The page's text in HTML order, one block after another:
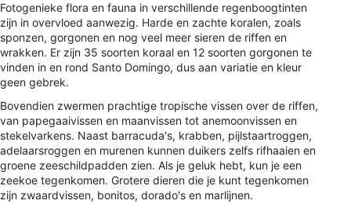
Fotogenieke flora en fauna in verschillende regenboogtinten
zijn in overvloed aanwezig. Harde en zachte koralen, zoals
sponzen, gorgonen en nog veel meer sieren de riffen en
wrakken. Er zijn 35 soorten koraal en 12 soorten gorgonen te
vinden in en rond Santo Domingo, dus aan variatie en kleur
geen gebrek.
Bovendien zwermen prachtige tropische vissen over de riffen,
van papegaaivissen en maanvissen tot anemoonvissen en
stekelvarkens. Naast barracuda's, krabben, pijlstaartroggen,
adelaarsroggen en murenen kunnen duikers zelfs rifhaaien en
groene zeeschildpadden zien. Als je geluk hebt, kun je een
zeekoe tegenkomen. Grotere dieren die je kunt tegenkomen
zijn zwaardvissen, bonitos, dorado's en marlijnen.
Profielen gebruiken ter selectie van
gepersonaliseerde content
De prestaties van advertenties meten
Contentprestaties meten
Publieksgroepen begrijpen aan de hand van
statistieken of combinaties van gegevens uit
verschillende bronnen
Diensten ontwikkelen en verbeteren